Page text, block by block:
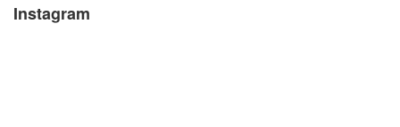
Instagram